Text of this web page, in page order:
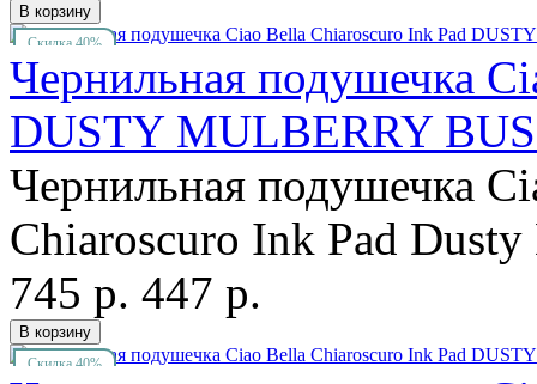
Скидка 40%
Чернильная подушечка
DUSTY MULBERRY
Чернильная подушечка
Chiaroscuro Ink Pad
745 р. 447 р.
Скидка 40%